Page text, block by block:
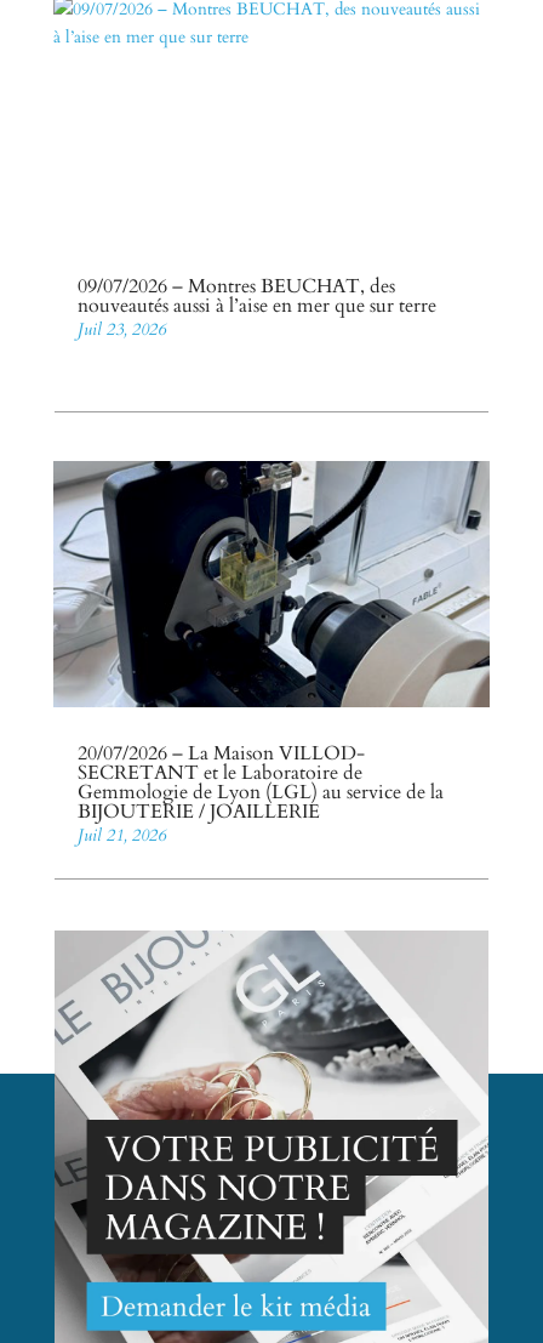
09/07/2026 – Montres BEUCHAT, des
nouveautés aussi à l’aise en mer que sur terre
Juil 23, 2026
20/07/2026 – La Maison VILLOD-
SECRETANT et le Laboratoire de
Gemmologie de Lyon (LGL) au service de la
BIJOUTERIE / JOAILLERIE
Juil 21, 2026